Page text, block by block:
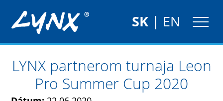
SK| EN
LYNX partnerom turnaja Leon
Pro Summer Cup 2020